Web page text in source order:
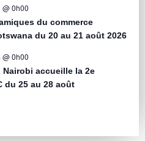
@ 0h00
du commerce
du 20 au 21 août 2026
@ 0h00
accueille la 2e
du 25 au 28 août